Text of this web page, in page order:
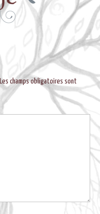
Les champs obligatoires sont